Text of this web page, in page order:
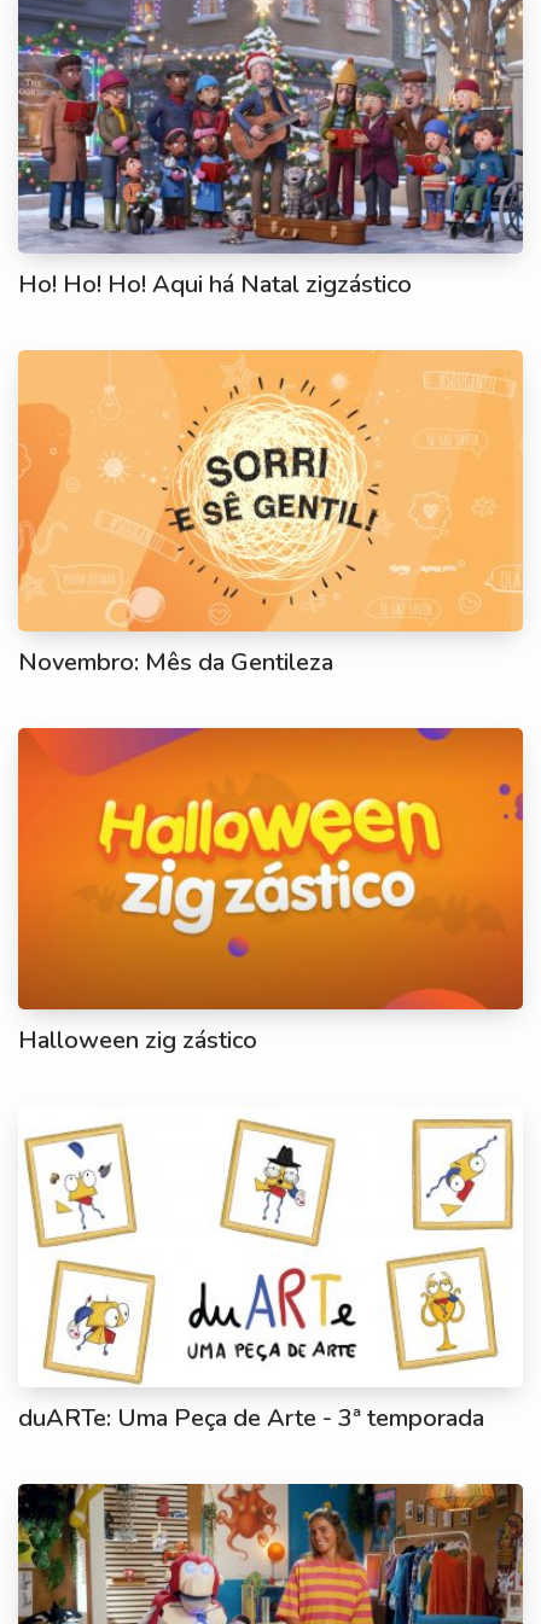
Ho! Ho! Ho! Aqui há Natal zigzástico
Novembro: Mês da Gentileza
Halloween zig zástico
duARTe: Uma Peça de Arte - 3ª temporada